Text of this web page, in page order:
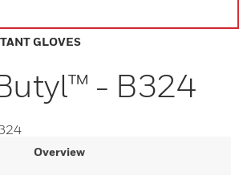
GLOVES
- B324
Overview